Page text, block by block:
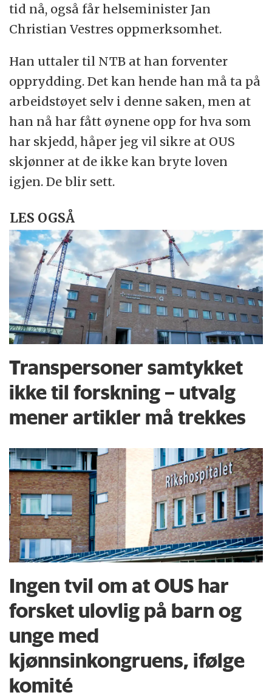
tid nå, også får helseminister Jan
Christian Vestres oppmerksomhet.
Han uttaler til NTB at han forventer
opprydding. Det kan hende han må ta på
arbeidstøyet selv i denne saken, men at
han nå har fått øynene opp for hva som
har skjedd, håper jeg vil sikre at OUS
skjønner at de ikke kan bryte loven
igjen. De blir sett.
LES OGSÅ
Transpersoner samtykket
ikke til forskning – utvalg
mener artikler må trekkes
Ingen tvil om at OUS har
forsket ulovlig på barn og
unge med
kjønnsinkongruens, ifølge
komité